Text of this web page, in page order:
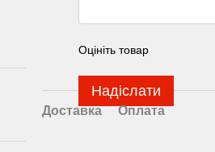
Оцініть товар
Надіслати
Доставка Оплата